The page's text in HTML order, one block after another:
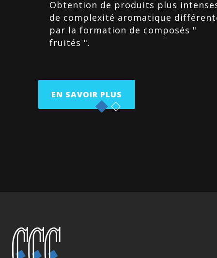
EN SAVOIR PLUS
Obtention de produits plus
de complexité aromatique
par la formation de composés "
fruités ".